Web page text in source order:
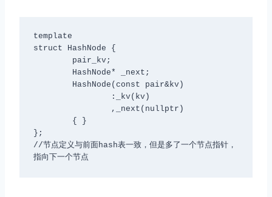
template
struct HashNode {
	pair
_kv;
	HashNode
* _next;
	HashNode(const pair
&kv)
};
//节点定义与前面hash表一致，但是多了一个节点指针，